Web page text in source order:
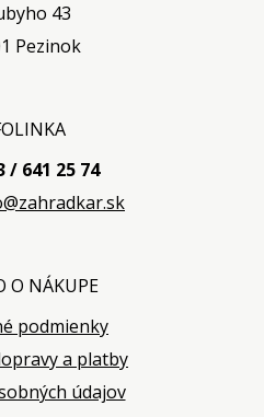
43
Pezinok
/ 641 25 74
O NÁKUPE
podmienky
a platby
údajov